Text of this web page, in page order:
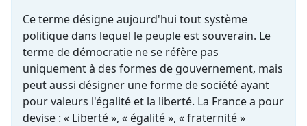
Ce terme désigne aujourd'hui tout système
politique dans lequel le peuple est souverain. Le
terme de démocratie ne se réfère pas
uniquement à des formes de gouvernement, mais
peut aussi désigner une forme de société ayant
pour valeurs l'égalité et la liberté. La France a pour
devise : « Liberté », « égalité », « fraternité »